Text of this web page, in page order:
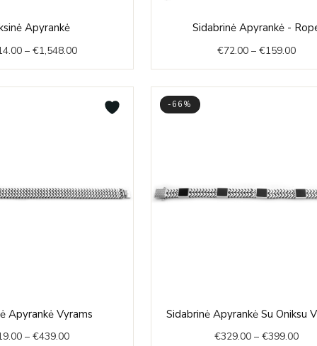
Apyrankė
– €1,548.00€1,214.00
through
€1,548.00
Sidabrinė Apyrankė -
€72.00 – €159.00
range:
Apyrankė Vyrams
– €439.00
range:
€419.00
-66%
Sidabrinė Apyrankė Su Oniksu
€329.00 – €399.00